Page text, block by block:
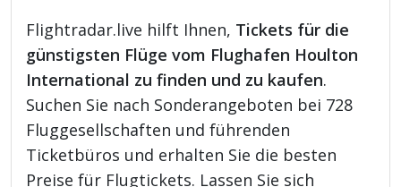
Flightradar.live hilft Ihnen, Tickets für die
günstigsten Flüge vom Flughafen Houlton
International zu finden und zu kaufen.
Suchen Sie nach Sonderangeboten bei 728
Fluggesellschaften und führenden
Ticketbüros und erhalten Sie die besten
Preise für Flugtickets. Lassen Sie sich